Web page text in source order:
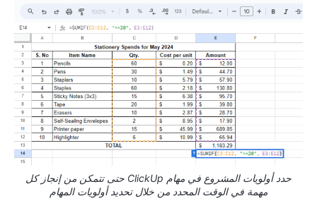
حدد أولويات المشروع في مهام ClickUp حتى تتمكن من إنجاز كل
مهمة في الوقت المحدد من خلال تحديد أولويات المهام